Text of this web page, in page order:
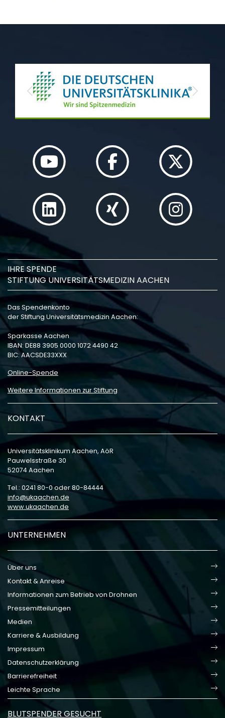
Previous Next
IHRE SPENDE
STIFTUNG UNIVERSITÄTSMEDIZIN AACHEN
Das Spendenkonto
der Stiftung Universitätsmedizin Aachen:
Sparkasse Aachen
IBAN: DE88 3905 0000 1072 4490 42
BIC: AACSDE33XXX
Online-Spende
Weitere Informationen zur Stiftung
KONTAKT
Universitätsklinikum Aachen, AöR
Pauwelsstraße 30
52074 Aachen
Tel.: 0241 80-0 oder 80-84444
info
ukaachen de
www.ukaachen.de
UNTERNEHMEN
Über uns
Kontakt & Anreise
Informationen zum Betrieb von Drohnen
Pressemitteilungen
Medien
Karriere & Ausbildung
Impressum
Datenschutzerklärung
Barrierefreiheit
Leichte Sprache
BLUTSPENDER GESUCHT